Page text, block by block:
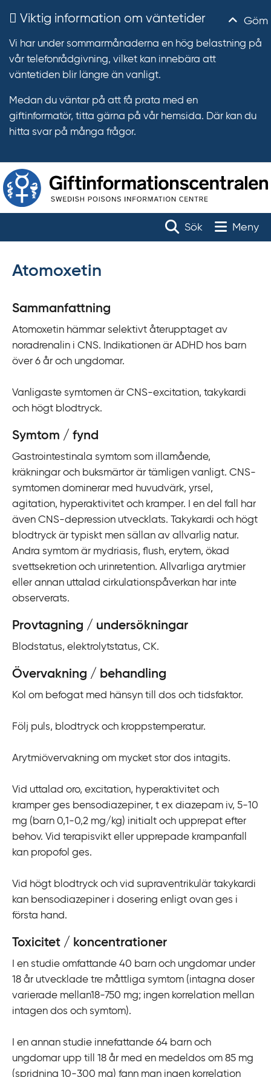
Göm
Viktig information om väntetider
Vi har under sommarmånaderna en hög belastning på
vår telefonrådgivning, vilket kan innebära att
väntetiden blir längre än vanligt.
Medan du väntar på att få prata med en
giftinformatör, titta gärna på vår hemsida. Där kan du
hitta svar på många frågor.
Sök Toggle
Meny
Atomoxetin
Sammanfattning
Atomoxetin hämmar selektivt återupptaget av
noradrenalin i CNS. Indikationen är ADHD hos barn
över 6 år och ungdomar.
Vanligaste symtomen är CNS-excitation, takykardi
och högt blodtryck.
Symtom / fynd
Gastrointestinala symtom som illamående,
kräkningar och buksmärtor är tämligen vanligt. CNS-
symtomen dominerar med huvudvärk, yrsel,
agitation, hyperaktivitet och kramper. I en del fall har
även CNS-depression utvecklats. Takykardi och högt
blodtryck är typiskt men sällan av allvarlig natur.
Andra symtom är mydriasis, flush, erytem, ökad
svettsekretion och urinretention. Allvarliga arytmier
eller annan uttalad cirkulationspåverkan har inte
observerats.
Provtagning / undersökningar
Blodstatus, elektrolytstatus, CK.
Övervakning / behandling
Kol om befogat med hänsyn till dos och tidsfaktor.
Följ puls, blodtryck och kroppstemperatur.
Arytmiövervakning om mycket stor dos intagits.
Vid uttalad oro, excitation, hyperaktivitet och
kramper ges bensodiazepiner, t ex diazepam iv, 5-10
mg (barn 0,1-0,2 mg/kg) initialt och upprepat efter
behov. Vid terapisvikt eller upprepade krampanfall
kan propofol ges.
Vid högt blodtryck och vid supraventrikulär takykardi
kan bensodiazepiner i dosering enligt ovan ges i
första hand.
Toxicitet / koncentrationer
I en studie omfattande 40 barn och ungdomar under
18 år utvecklade tre måttliga symtom (intagna doser
varierade mellan18-750 mg; ingen korrelation mellan
intagen dos och symtom).
I en annan studie innefattande 64 barn och
ungdomar upp till 18 år med en medeldos om 85 mg
(spridning 10-300 mg) fann man ingen korrelation